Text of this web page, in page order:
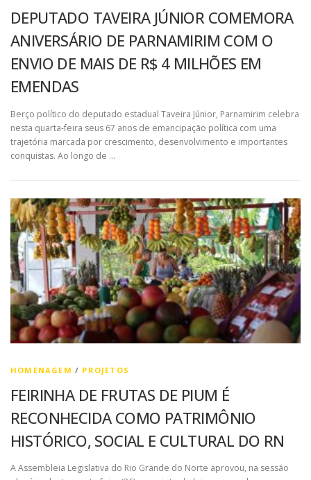
DEPUTADO TAVEIRA JÚNIOR COMEMORA
ANIVERSÁRIO DE PARNAMIRIM COM O
ENVIO DE MAIS DE R$ 4 MILHÕES EM
EMENDAS
Berço político do deputado estadual Taveira Júnior, Parnamirim celebra
nesta quarta-feira seus 67 anos de emancipação política com uma
trajetória marcada por crescimento, desenvolvimento e importantes
conquistas. Ao longo de …
HOMENAGEM / PROJETOS
FEIRINHA DE FRUTAS DE PIUM É
RECONHECIDA COMO PATRIMÔNIO
HISTÓRICO, SOCIAL E CULTURAL DO RN
A Assembleia Legislativa do Rio Grande do Norte aprovou, na sessão